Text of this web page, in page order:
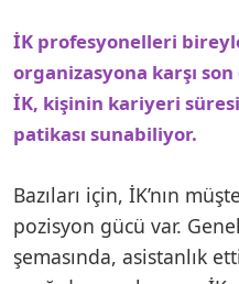
İK profesyonelleri
organizasyona karşı
İK, kişinin kariyeri
patikası sunabiliyor.
Bazıları için, İK’nın
pozisyon gücü var.
şemasında, asistanlık